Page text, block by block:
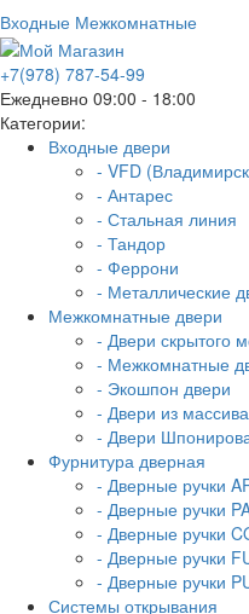
Входные Межкомнатные
+7(978) 787-54-99
Ежедневно 09:00 - 18:00
Категории:
Входные двери
- VFD
- Антарес
- Стальная линия
- Тандор
- Феррони
- Металлические
Межкомнатные двери
- Двери скрытого
- Межкомнатные
- Экошпон двери
- Двери из массива
- Двери
Фурнитура дверная
- Дверные ручки
- Дверные ручки
- Дверные ручки
- Дверные ручки
- Дверные ручки
Системы открывания